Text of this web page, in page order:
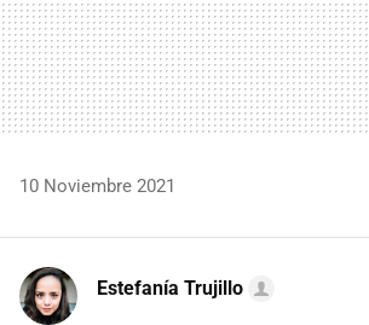
10 Noviembre 2021
Estefanía Trujillo